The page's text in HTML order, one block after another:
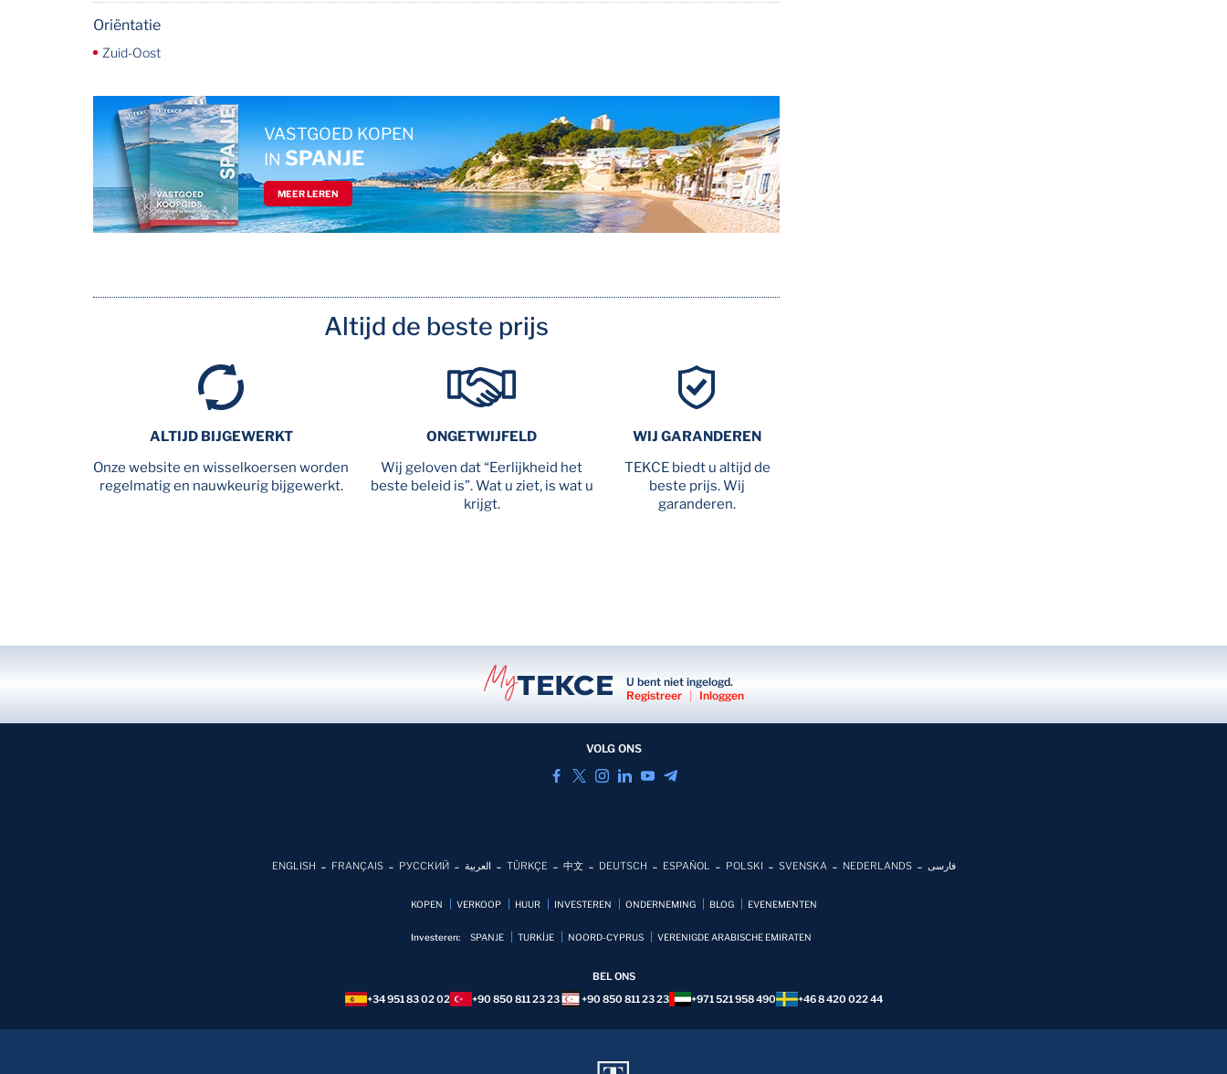
Oriëntatie
Zuid-Oost
VASTGOED KOPEN
IN SPANJE
MEER LEREN
Altijd de beste prijs
ALTIJD BIJGEWERKT
Onze website en wisselkoersen worden
regelmatig en nauwkeurig bijgewerkt.
ONGETWIJFELD
Wij geloven dat “Eerlijkheid het
beste beleid is”. Wat u ziet, is wat u
krijgt.
WIJ GARANDEREN
TEKCE biedt u altijd de
beste prijs. Wij
garanderen.
U bent niet ingelogd.
Registreer
| Inloggen
VOLG ONS
ENGLISH FRANÇAIS РУССКИЙ العربية TÜRKÇE 中文 DEUTSCH ESPAÑOL POLSKI SVENSKA NEDERLANDS فارسی
KOPEN VERKOOP HUUR INVESTEREN ONDERNEMING BLOG EVENEMENTEN
Investeren: SPANJE TURKİJE NOORD-CYPRUS VERENIGDE ARABISCHE EMIRATEN
BEL ONS
+34 951 83 02 02
+90 850 811 23 23 +90 850 811 23 23 +971 521 958 490 +46 8 420 022 44